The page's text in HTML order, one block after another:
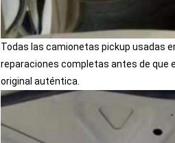
Todas las camionetas pickup usadas
reparaciones completas antes de que
original auténtica.